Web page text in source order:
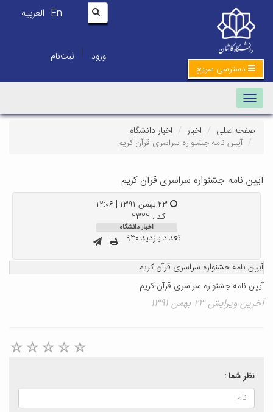
En العربیه
ورود | ثبت‌نام
دسترسی سریع
Toggle navigation
صفحه‌اصلی اخبار
اخبار دانشگاه
آیین نامه جشنواره سراسری قرآن کریم
آیین نامه جشنواره سراسری قرآن کریم
کد : ۲۳۲۲
اخبار دانشگاه
تعداد بازدید:۹۳۰
آیین نامه جشنواره سراسری قرآن کریم
آیین نامه جشنواره سراسری قرآن کریم
آخرین ویرایش ۲۳ بهمن ۱۳۹۱
نظر شما :